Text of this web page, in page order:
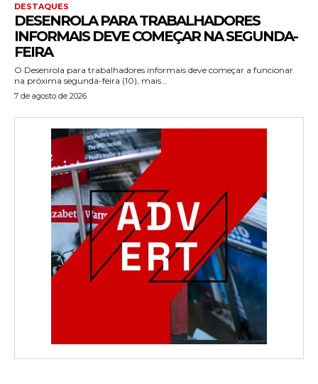
DESTAQUES
DESENROLA PARA TRABALHADORES
INFORMAIS DEVE COMEÇAR NA SEGUNDA-
FEIRA
O Desenrola para trabalhadores informais deve começar a funcionar
na próxima segunda-feira (10), mais...
7 de agosto de 2026